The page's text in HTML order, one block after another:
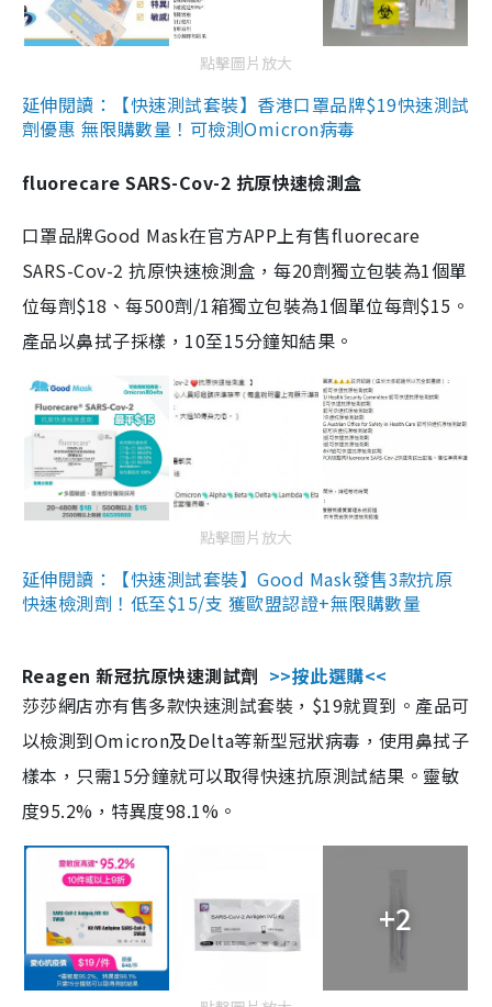
點擊圖片放大
延伸閱讀：【快速測試套裝】香港口罩品牌$19快速測試
劑優惠 無限購數量！可檢測Omicron病毒
fluorecare SARS-Cov-2 抗原快速檢測盒
口罩品牌Good Mask在官方APP上有售fluorecare
SARS-Cov-2 抗原快速檢測盒，每20劑獨立包裝為1個單
位每劑$18、每500劑/1箱獨立包裝為1個單位每劑$15。
產品以鼻拭子採樣，10至15分鐘知結果。
點擊圖片放大
延伸閱讀：【快速測試套裝】Good Mask發售3款抗原
快速檢測劑！低至$15/支 獲歐盟認證+無限購數量
Reagen 新冠抗原快速測試劑 >>按此選購<<
莎莎網店亦有售多款快速測試套裝，$19就買到。產品可
以檢測到Omicron及Delta等新型冠狀病毒，使用鼻拭子
樣本，只需15分鐘就可以取得快速抗原測試結果。靈敏
度95.2%，特異度98.1%。
+2